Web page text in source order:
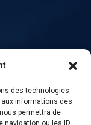
des technologies
informations des
permettra de
navigation ou les ID